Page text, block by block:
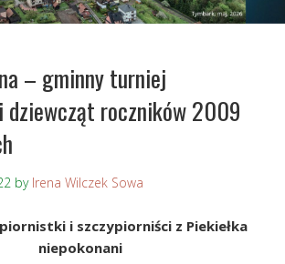
– gminny turniej
dziewcząt roczników 2009
by Irena Wilczek Sowa
i szczypiorniści z Piekiełka
niepokonani